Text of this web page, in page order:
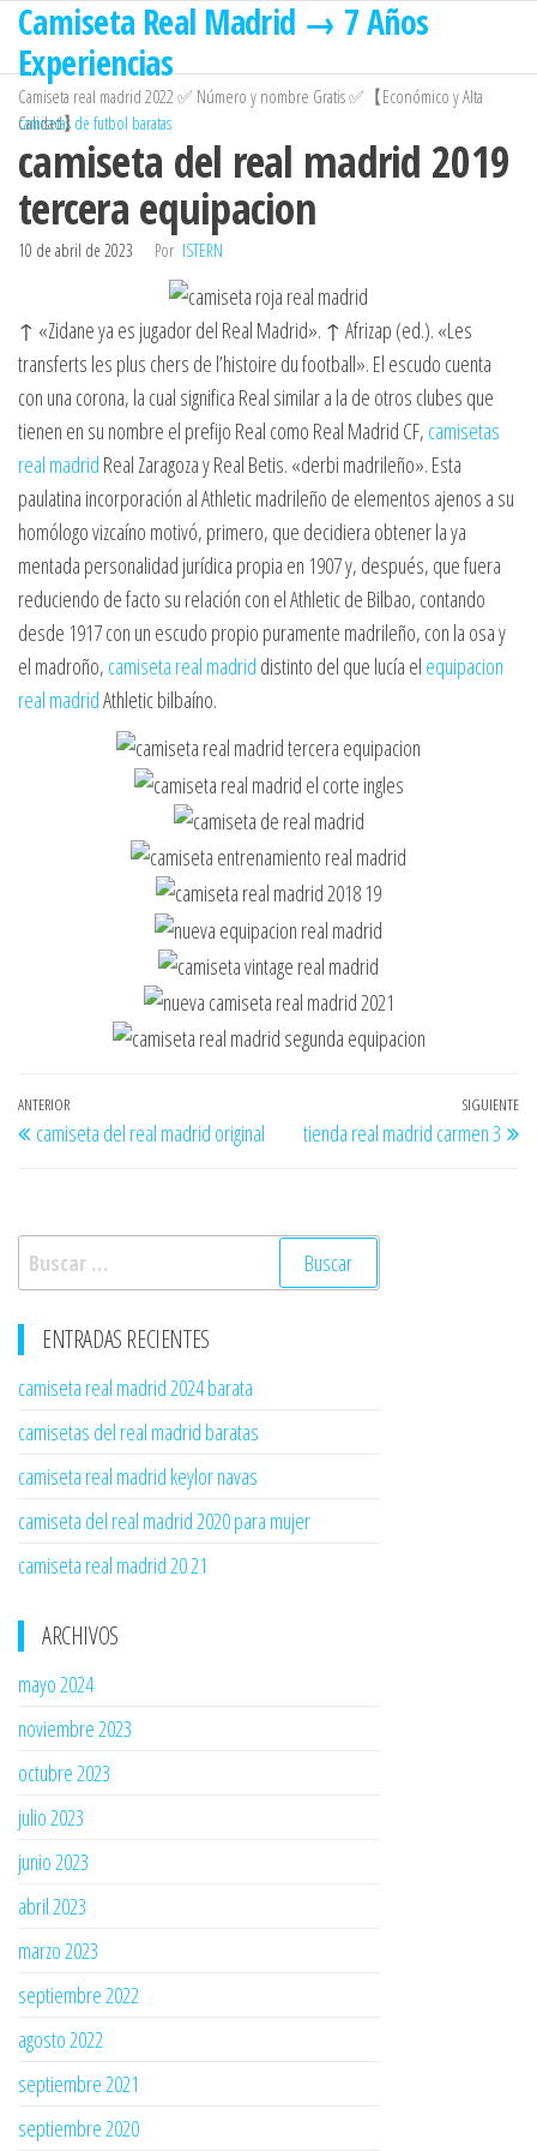
Saltar
contenido
Camiseta Real Madrid → 7 Años
Experiencias
Camiseta real madrid 2022 ✅ Número y nombre Gratis ✅【Económico y Alta
Calidad】
camisetas de futbol baratas
camiseta del real madrid 2019
tercera equipacion
10 de abril de 2023 Por ISTERN
↑ «Zidane ya es jugador del Real Madrid». ↑ Afrizap (ed.). «Les
transferts les plus chers de l’histoire du football». El escudo cuenta
con una corona, la cual significa Real similar a la de otros clubes que
tienen en su nombre el prefijo Real como Real Madrid CF, camisetas
real madrid Real Zaragoza y Real Betis. «derbi madrileño». Esta
paulatina incorporación al Athletic madrileño de elementos ajenos a su
homólogo vizcaíno motivó, primero, que decidiera obtener la ya
mentada personalidad jurídica propia en 1907 y, después, que fuera
reduciendo de facto su relación con el Athletic de Bilbao, contando
desde 1917 con un escudo propio puramente madrileño, con la osa y
el madroño, camiseta real madrid distinto del que lucía el equipacion
real madridAthletic bilbaíno.
Navegación
de
Entrada
anterior
ANTERIOR
camiseta del real madrid original
SIGUIENTE
tienda real madrid carmen 3
Buscar:
ENTRADAS RECIENTES
camiseta real madrid 2024 barata
camisetas del real madrid baratas
camiseta real madrid keylor navas
camiseta del real madrid 2020 para mujer
camiseta real madrid 20 21
ARCHIVOS
mayo 2024
noviembre 2023
octubre 2023
julio 2023
junio 2023
abril 2023
marzo 2023
septiembre 2022
agosto 2022
septiembre 2021
septiembre 2020